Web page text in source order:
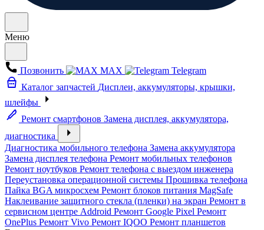
Меню
Позвонить MAX
Telegram
Каталог запчастей Дисплеи, аккумуляторы, крышки,
шлейфы
Ремонт смартфонов Замена дисплея, аккумулятора,
диагностика
Диагностика мобильного телефона Замена аккумулятора
Замена дисплея телефона Ремонт мобильных телефонов
Ремонт ноутбуков Ремонт телефона с выездом инженера
Переустановка операционной системы Прошивка телефона
Пайка BGA микросхем Ремонт блоков питания MagSafe
Наклеивание защитного стекла (пленки) на экран Ремонт в
сервисном центре Addroid Ремонт Google Pixel Ремонт
OnePlus Ремонт Vivo Ремонт IQOO Ремонт планшетов